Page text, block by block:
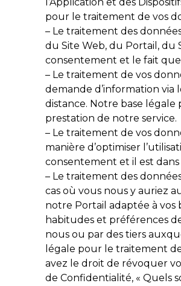
pour le traitement de vos
– Le traitement des
du Site Web, du Portail, du
consentement et le fait
– Le traitement de vos
demande d’information via
distance. Notre base
prestation de notre service.
– Le traitement de vos
manière d’optimiser
consentement et il est
– Le traitement des
cas où vous nous y auriez
notre Portail adaptée à vos
habitudes et préférences
nous ou par des tiers
légale pour le traitement
avez le droit de révoquer
de Confidentialité, « Quels